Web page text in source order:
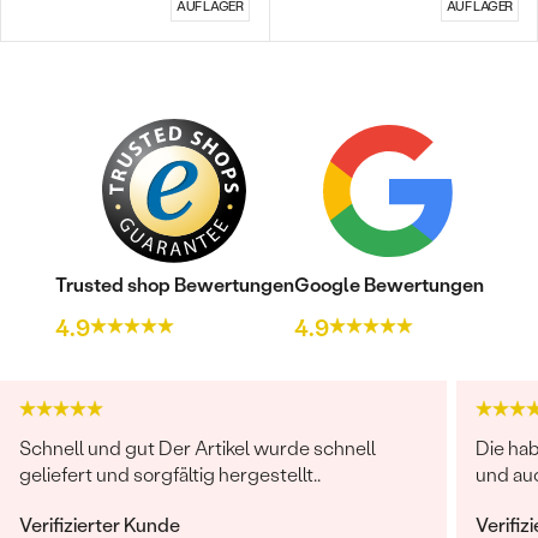
Bestseller
ANSEHEN
AUF LAGER AUF LAGER
Trusted shop Bewertungen
4.9
Google Bewertungen
4.9
Schnell und gut Der Artikel wurde schnell
geliefert und sorgfältig hergestellt..
Verifizierter Kunde
Die
und